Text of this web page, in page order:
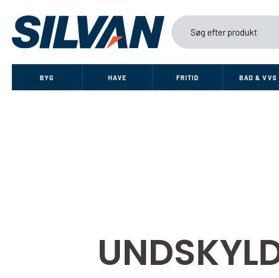
BYG HAVE FRITID BAD & VVS